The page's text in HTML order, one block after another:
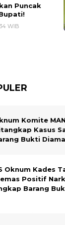
Puncak
WIB
Komite
Kasus
Bukti
Oknum Kades
Positif
Barang